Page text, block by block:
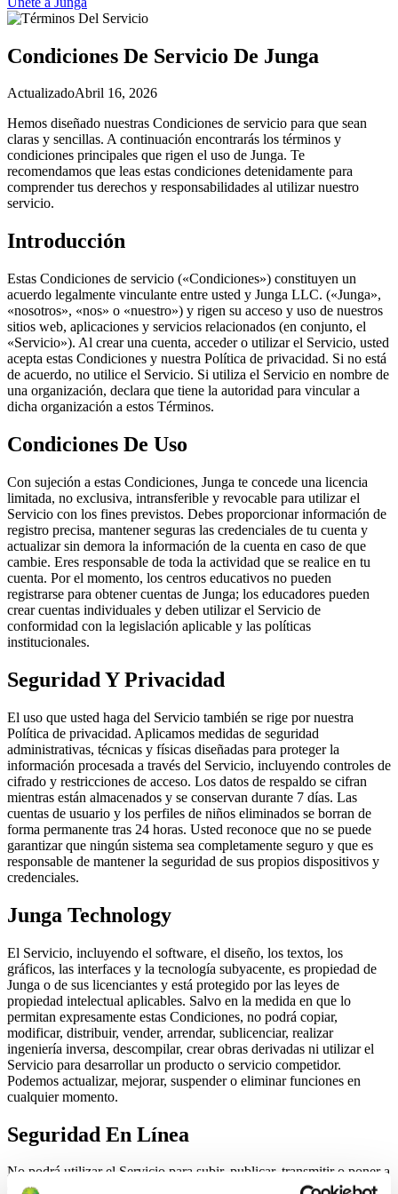
Condiciones De Servicio De Junga
ActualizadoAbril 16, 2026
Hemos diseñado nuestras Condiciones de servicio para que sean
claras y sencillas. A continuación encontrarás los términos y
condiciones principales que rigen el uso de Junga. Te
recomendamos que leas estas condiciones detenidamente para
comprender tus derechos y responsabilidades al utilizar nuestro
servicio.
Introducción
Estas Condiciones de servicio («Condiciones») constituyen un
acuerdo legalmente vinculante entre usted y Junga LLC. («Junga»,
«nosotros», «nos» o «nuestro») y rigen su acceso y uso de nuestros
sitios web, aplicaciones y servicios relacionados (en conjunto, el
«Servicio»). Al crear una cuenta, acceder o utilizar el Servicio, usted
acepta estas Condiciones y nuestra Política de privacidad. Si no está
de acuerdo, no utilice el Servicio. Si utiliza el Servicio en nombre de
una organización, declara que tiene la autoridad para vincular a
dicha organización a estos Términos.
Condiciones De Uso
Con sujeción a estas Condiciones, Junga te concede una licencia
limitada, no exclusiva, intransferible y revocable para utilizar el
Servicio con los fines previstos. Debes proporcionar información de
registro precisa, mantener seguras las credenciales de tu cuenta y
actualizar sin demora la información de la cuenta en caso de que
cambie. Eres responsable de toda la actividad que se realice en tu
cuenta. Por el momento, los centros educativos no pueden
registrarse para obtener cuentas de Junga; los educadores pueden
crear cuentas individuales y deben utilizar el Servicio de
conformidad con la legislación aplicable y las políticas
institucionales.
Seguridad Y Privacidad
El uso que usted haga del Servicio también se rige por nuestra
Política de privacidad. Aplicamos medidas de seguridad
administrativas, técnicas y físicas diseñadas para proteger la
información procesada a través del Servicio, incluyendo controles de
cifrado y restricciones de acceso. Los datos de respaldo se cifran
mientras están almacenados y se conservan durante 7 días. Las
cuentas de usuario y los perfiles de niños eliminados se borran de
forma permanente tras 24 horas. Usted reconoce que no se puede
garantizar que ningún sistema sea completamente seguro y que es
responsable de mantener la seguridad de sus propios dispositivos y
credenciales.
Junga Technology
El Servicio, incluyendo el software, el diseño, los textos, los
gráficos, las interfaces y la tecnología subyacente, es propiedad de
Junga o de sus licenciantes y está protegido por las leyes de
propiedad intelectual aplicables. Salvo en la medida en que lo
permitan expresamente estas Condiciones, no podrá copiar,
modificar, distribuir, vender, arrendar, sublicenciar, realizar
ingeniería inversa, descompilar, crear obras derivadas ni utilizar el
Servicio para desarrollar un producto o servicio competidor.
Podemos actualizar, mejorar, suspender o eliminar funciones en
cualquier momento.
Seguridad En Línea
No podrá utilizar el Servicio para subir, publicar, transmitir o poner a
disposición de cualquier otra forma contenido que sea ilegal,